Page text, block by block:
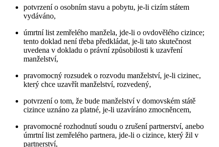
potvrzení o osobním stavu a pobytu, je-li cizím státem
vydáváno,
úmrtní list zemřelého manžela, jde-li o ovdovělého cizince;
tento doklad není třeba předkládat, je-li tato skutečnost
uvedena v dokladu o právní způsobilosti k uzavření
manželství,
pravomocný rozsudek o rozvodu manželství, je-li cizinec,
který chce uzavřít manželství, rozvedený,
potvrzení o tom, že bude manželství v domovském státě
cizince uznáno za platné, je-li uzavíráno zmocněncem,
pravomocné rozhodnutí soudu o zrušení partnerství, anebo
úmrtní list zemřelého partnera, jde-li o cizince, který žil v
partnerství,